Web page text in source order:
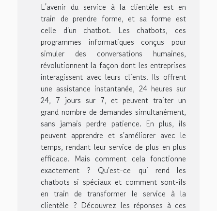
L'avenir du service à la clientèle est en
train de prendre forme, et sa forme est
celle d'un chatbot. Les chatbots, ces
programmes informatiques conçus pour
simuler des conversations humaines,
révolutionnent la façon dont les entreprises
interagissent avec leurs clients. Ils offrent
une assistance instantanée, 24 heures sur
24, 7 jours sur 7, et peuvent traiter un
grand nombre de demandes simultanément,
sans jamais perdre patience. En plus, ils
peuvent apprendre et s'améliorer avec le
temps, rendant leur service de plus en plus
efficace. Mais comment cela fonctionne
exactement ? Qu'est-ce qui rend les
chatbots si spéciaux et comment sont-ils
en train de transformer le service à la
clientèle ? Découvrez les réponses à ces